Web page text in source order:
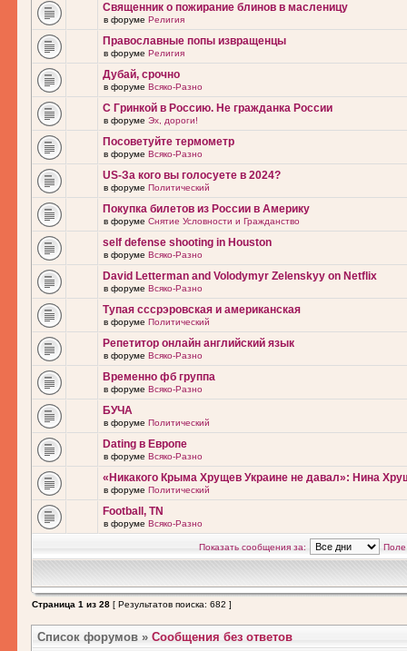
Священник о пожирание блинов в масленицу
в форуме Религия
Православные попы извращенцы
в форуме Религия
Дубай, срочно
в форуме Всяко-Разно
С Гринкой в Россию. Не гражданка России
в форуме Эх, дороги!
Посоветуйте термометр
в форуме Всяко-Разно
US-За кого вы голосуете в 2024?
в форуме Политический
Покупка билетов из России в Америку
в форуме Снятие Условности и Гражданство
self defense shooting in Houston
в форуме Всяко-Разно
David Letterman and Volodymyr Zelenskyy on Netflix
в форуме Всяко-Разно
Тупая сссрэровская и американская
в форуме Политический
Репетитор онлайн английский язык
в форуме Всяко-Разно
Временно фб группа
в форуме Всяко-Разно
БУЧА
в форуме Политический
Dating в Европе
в форуме Всяко-Разно
«Никакого Крыма Хрущев Украине не давал»: Нина
в форуме Политический
Football, TN
в форуме Всяко-Разно
Показать сообщения за: Поле
Страница 1 из 28 [ Результатов поиска: 682 ]
Список форумов » Сообщения без ответов